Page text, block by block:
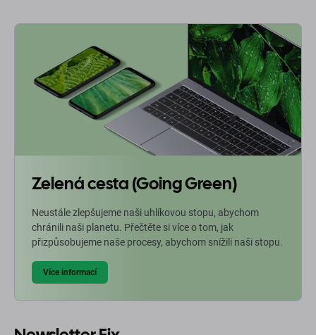
Zelená cesta (Going Green)
Neustále zlepšujeme naši uhlíkovou stopu, abychom
chránili naši planetu. Přečtěte si více o tom, jak
přizpůsobujeme naše procesy, abychom snížili naši stopu.
Více informací